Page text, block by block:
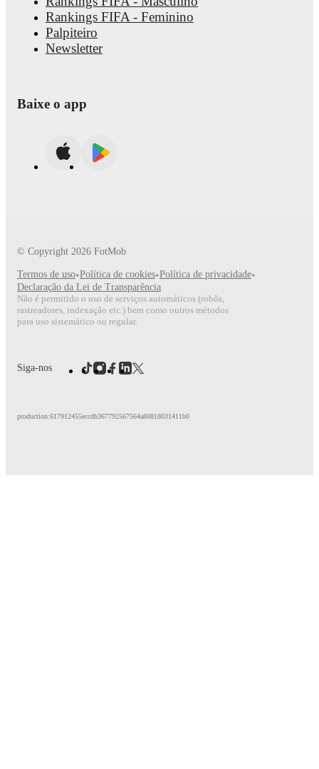
Rankings FIFA - Feminino
Palpiteiro
Newsletter
Baixe o app
© Copyright 2026 FotMob
Termos de uso•Política de cookies•Política de privacidade•
Declaração da Lei de Transparência
Não é permitido o uso de serviços automáticos (robôs,
rastreadores, indexação etc.) bem como outros métodos
para uso sistemático ou regular.
Siga-nos
production:617912455eccdb367792567564a80818031411b0